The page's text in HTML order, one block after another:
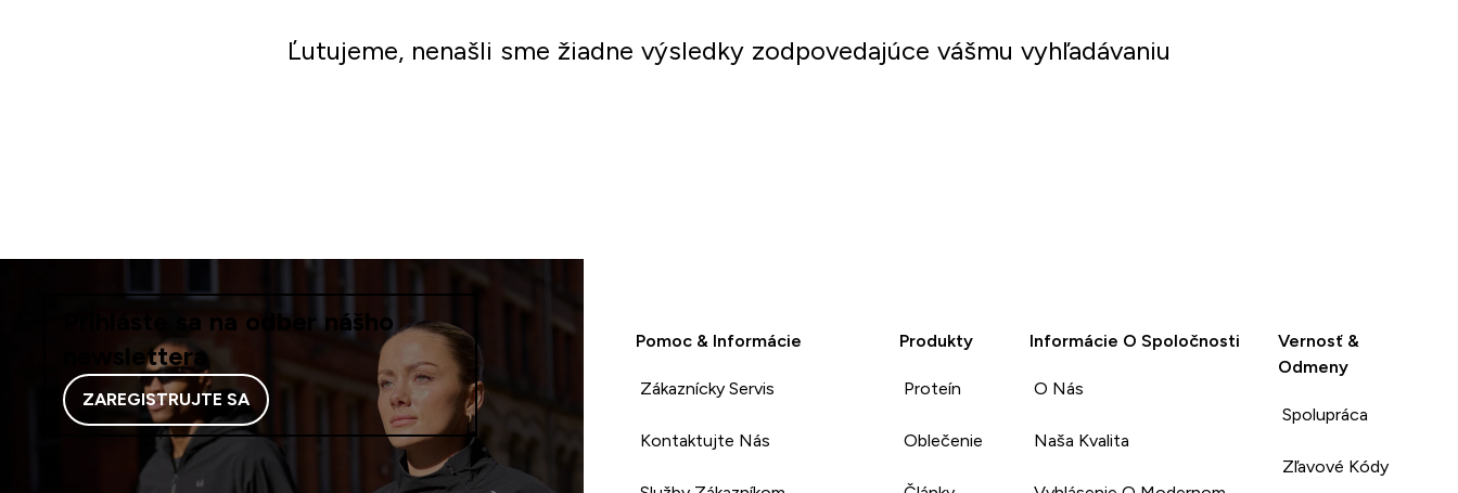
Ľutujeme, nenašli sme žiadne výsledky zodpovedajúce vášmu vyhľadávaniu
Prihláste sa na odber nášho
newslettera
ZAREGISTRUJTE SA
Pomoc & Informácie
Zákaznícky Servis
Kontaktujte Nás
Produkty
Proteín
Oblečenie
Informácie O Spoločnosti
O Nás
Naša Kvalita
Vernosť &
Odmeny
Spolupráca
Zľavové Kódy